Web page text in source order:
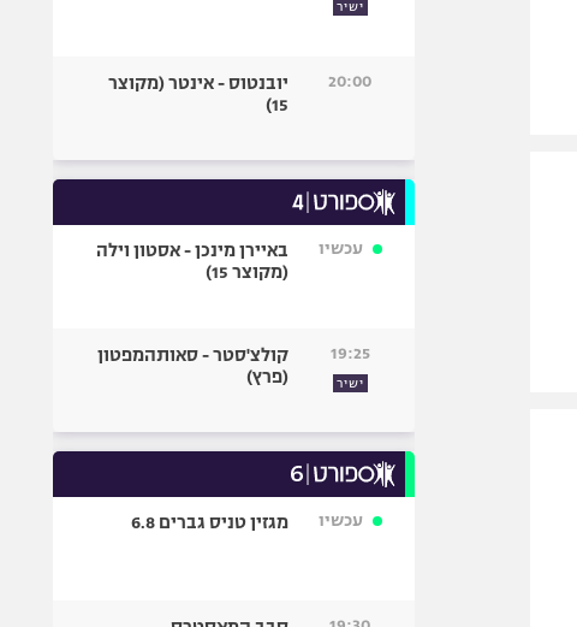
ישיר
20:00
יובנטוס - אינטר (מקוצר
15)
עכשיו
באיירן מינכן - אסטון וילה
(מקוצר 15)
19:25
ישיר
קולצ'סטר - סאותהמפטון
(פרץ)
עכשיו מגזין טניס גברים 6.8